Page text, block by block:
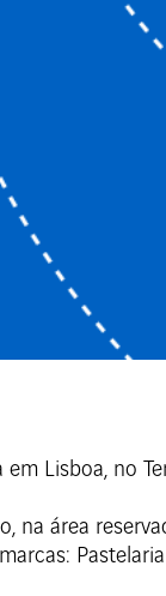
em Lisboa, no
na área